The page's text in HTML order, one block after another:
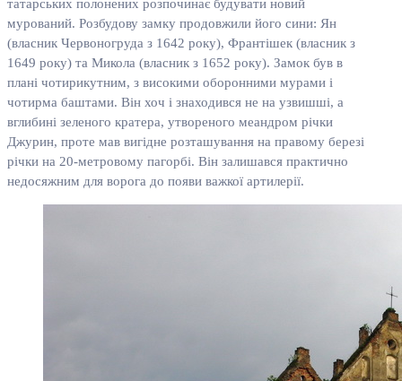
татарських полонених розпочинає будувати новий
мурований. Розбудову замку продовжили його сини: Ян
(власник Червоногруда з 1642 року), Франтішек (власник з
1649 року) та Микола (власник з 1652 року). Замок був в
плані чотирикутним, з високими оборонними мурами і
чотирма баштами. Він хоч і знаходився не на узвишші, а
вглибині зеленого кратера, утвореного меандром річки
Джурин, проте мав вигідне розташування на правому березі
річки на 20-метровому пагорбі. Він залишався практично
недосяжним для ворога до появи важкої артилерії.